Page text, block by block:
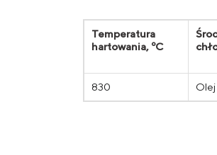
Temperatura
hartowania, ºС
830 Olej